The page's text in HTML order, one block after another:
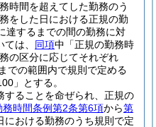
時間を超えてした勤務のう
をした日における正規の勤
達するまでの間の勤務に対
は、 同項中「正規の勤務時
の区分に応じてそれぞれ
での範囲内で規則で定める
」とする。
することを命ぜられ、正規の
務時間条例第2条第6項から第
における勤務のうち規則で定